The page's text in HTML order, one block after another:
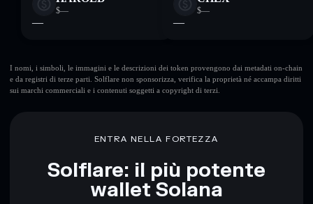
$—
—
$—
—
I nomi, i simboli, le immagini e le descrizioni dei token provengono dai metadati on-chain
e da registri di terze parti. Solflare non sponsorizza, verifica la proprietà né accampa diritti
sui marchi commerciali e i contenuti soggetti a copyright di terzi.
ENTRA NELLA FORTEZZA
Solflare: il più potente
wallet Solana